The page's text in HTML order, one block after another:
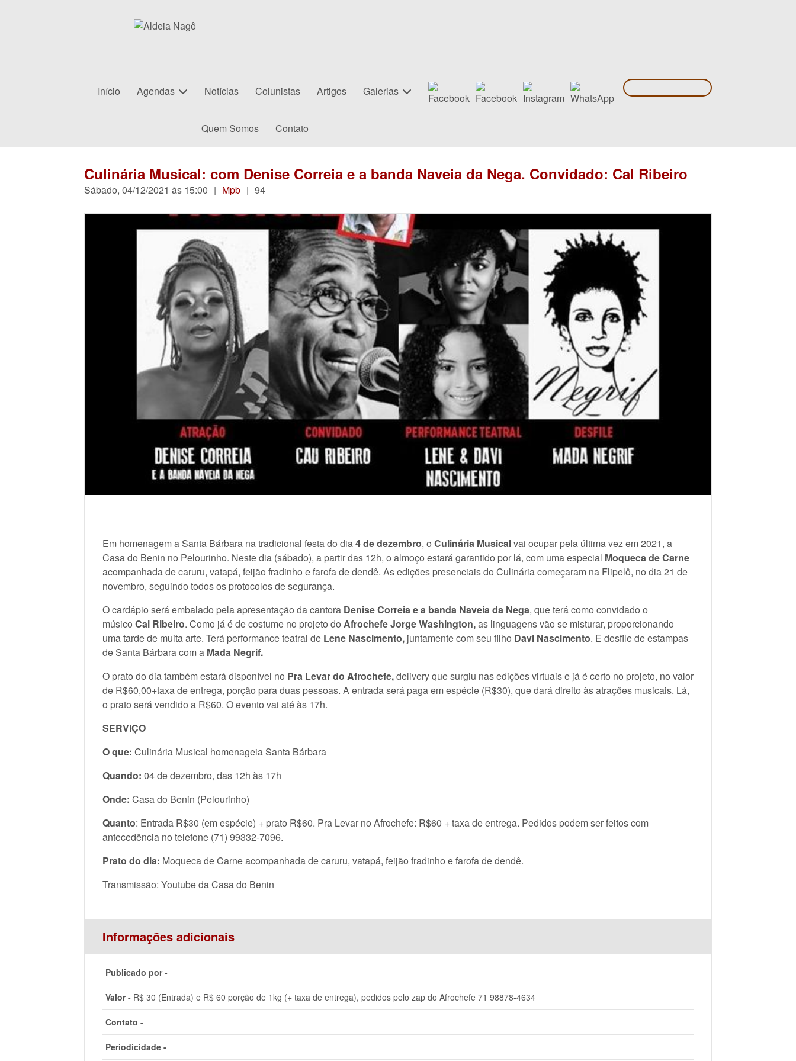
Início Agendas Notícias Colunistas Artigos Galerias
Quem Somos Contato
Culinária Musical: com Denise Correia e a banda Naveia da Nega. Convidado: Cal Ribeiro
Sábado, 04/12/2021 às 15:00 | Mpb | 94
Em homenagem a Santa Bárbara na tradicional festa do dia4 de dezembro, o Culinária Musicalvai ocupar pela última vez em 2021, a
Casa do Benin no Pelourinho. Neste dia (sábado), a partir das 12h, o almoço estará garantido por lá, com uma especial Moqueca de Carne
acompanhada de caruru, vatapá, feijão fradinho e farofa de dendê. As edições presenciais do Culinária começaram na Flipelô, no dia 21 de
novembro, seguindo todos os protocolos de segurança.
O cardápio será embalado pela apresentação da cantora Denise Correia e a banda Naveia da Nega, que terá como convidado o
músico Cal Ribeiro. Como já é de costume no projeto do Afrochefe Jorge Washington,as linguagens vão se misturar, proporcionando
uma tarde de muita arte. Terá performance teatral de Lene Nascimento, juntamente com seu filho Davi Nascimento. E desfile de estampas
de Santa Bárbara com a Mada Negrif.
O prato do dia também estará disponível no Pra Levar do Afrochefe,delivery que surgiu nas edições virtuais e já é certo no projeto, no valor
de R$60,00+taxa de entrega, porção para duas pessoas. A entrada será paga em espécie (R$30), que dará direito às atrações musicais. Lá,
o prato será vendido a R$60. O evento vai até às 17h.
SERVIÇO
O que: Culinária Musical homenageia Santa Bárbara
Quando: 04 de dezembro, das 12h às 17h
Onde: Casa do Benin (Pelourinho)
Quanto: Entrada R$30 (em espécie) + prato R$60. Pra Levar no Afrochefe: R$60 + taxa de entrega. Pedidos podem ser feitos com
antecedência no telefone (71) 99332-7096.
Prato do dia: Moqueca de Carne acompanhada de caruru, vatapá, feijão fradinho e farofa de dendê.
Transmissão: Youtube da Casa do Benin
Informações adicionais
Publicado por -
Valor - R$ 30 (Entrada) e R$ 60 porção de 1kg (+ taxa de entrega), pedidos pelo zap do Afrochefe 71 98878-4634
Contato -
Periodicidade -